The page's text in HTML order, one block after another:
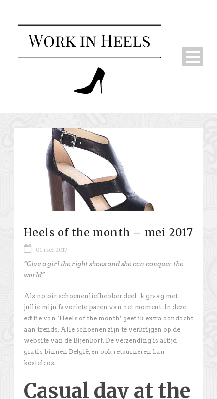
Heels of the month – mei 2017
01 mei 2017
“Give a girl the right shoes and she can conquer the
world”
Als notoir schoenenliefhebber deel ik graag met
jullie mijn favoriete paren van het moment. In deze
editie van ‘Heels of the month’ geef ik extra aandacht
aan trends. Alle schoenen zijn te verkrijgen op de
website van de Bijenkorf. De verzending is altijd
gratis binnen België, en ook retourneren kan
kosteloos.
Casual day at the